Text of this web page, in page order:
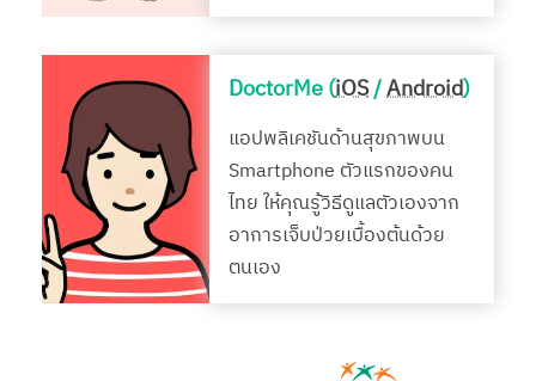
DoctorMe (iOS/Android)
แอปพลิเคชันด้านสุขภาพบน
Smartphone ตัวแรกของคน
ไทย ให้คุณรู้วิธีดูแลตัวเองจาก
อาการเจ็บป่วยเบื้องต้นด้วย
ตนเอง